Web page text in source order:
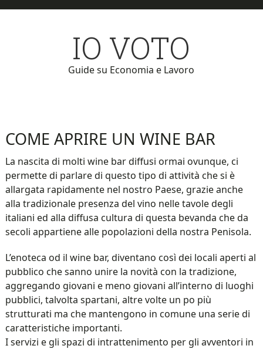
Skip
Skip
IO VOTO
Guide su Economia e Lavoro
COME APRIRE UN WINE BAR
La nascita di molti wine bar diffusi ormai ovunque, ci
permette di parlare di questo tipo di attività che si è
allargata rapidamente nel nostro Paese, grazie anche
alla tradizionale presenza del vino nelle tavole degli
italiani ed alla diffusa cultura di questa bevanda che da
secoli appartiene alle popolazioni della nostra Penisola.
L’enoteca od il wine bar, diventano così dei locali aperti al
pubblico che sanno unire la novità con la tradizione,
aggregando giovani e meno giovani all’interno di luoghi
pubblici, talvolta spartani, altre volte un po più
strutturati ma che mantengono in comune una serie di
caratteristiche importanti.
I servizi e gli spazi di intrattenimento per gli avventori in